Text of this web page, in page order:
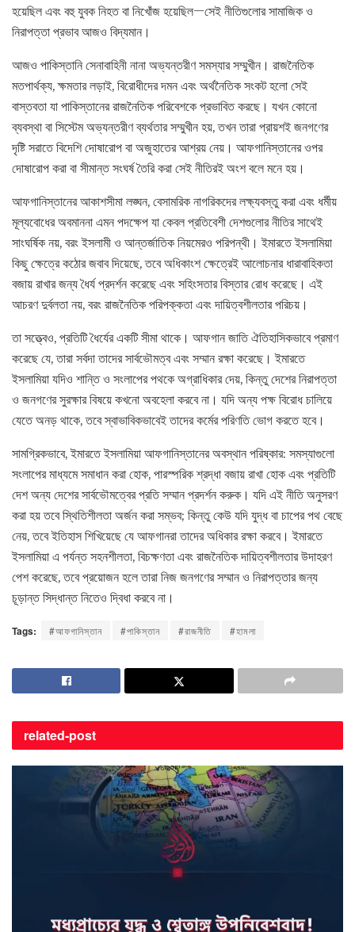
হয়েছিল এবং বহু যুবক নিহত বা নিখোঁজ হয়েছিল—সেই নীতিগুলোর সামাজিক ও
নিরাপত্তা প্রভাব আজও বিদ্যমান।
আজও পাকিস্তানি সেনাবাহিনী নানা অভ্যন্তরীণ সমস্যার সম্মুখীন। রাজনৈতিক
মতপার্থক্য, ক্ষমতার লড়াই, বিরোধীদের দমন এবং অর্থনৈতিক সংকট হলো সেই
বাস্তবতা যা পাকিস্তানের রাজনৈতিক পরিবেশকে প্রভাবিত করছে। যখন কোনো
ব্যবস্থা বা সিস্টেম অভ্যন্তরীণ ব্যর্থতার সম্মুখীন হয়, তখন তারা প্রায়শই জনগণের
দৃষ্টি সরাতে বিদেশি দোষারোপ বা অজুহাতের আশ্রয় নেয়। আফগানিস্তানের ওপর
দোষারোপ করা বা সীমান্ত সংঘর্ষ তৈরি করা সেই নীতিরই অংশ বলে মনে হয়।
আফগানিস্তানের আকাশসীমা লঙ্ঘন, বেসামরিক নাগরিকদের লক্ষ্যবস্তু করা এবং ধর্মীয়
মূল্যবোধের অবমাননা এমন পদক্ষেপ যা কেবল প্রতিবেশী দেশগুলোর নীতির সাথেই
সাংঘর্ষিক নয়, বরং ইসলামী ও আন্তর্জাতিক নিয়মেরও পরিপন্থী। ইমারতে ইসলামিয়া
কিছু ক্ষেত্রে কঠোর জবাব দিয়েছে, তবে অধিকাংশ ক্ষেত্রেই আলোচনার ধারাবাহিকতা
বজায় রাখার জন্য ধৈর্য প্রদর্শন করেছে এবং সহিংসতার বিস্তার রোধ করেছে। এই
আচরণ দুর্বলতা নয়, বরং রাজনৈতিক পরিপক্কতা এবং দায়িত্বশীলতার পরিচয়।
তা সত্ত্বেও, প্রতিটি ধৈর্যের একটি সীমা থাকে। আফগান জাতি ঐতিহাসিকভাবে প্রমাণ
করেছে যে, তারা সর্বদা তাদের সার্বভৌমত্ব এবং সম্মান রক্ষা করেছে। ইমারতে
ইসলামিয়া যদিও শান্তি ও সংলাপের পথকে অগ্রাধিকার দেয়, কিন্তু দেশের নিরাপত্তা
ও জনগণের সুরক্ষার বিষয়ে কখনো অবহেলা করবে না। যদি অন্য পক্ষ বিরোধ চালিয়ে
যেতে অনড় থাকে, তবে স্বাভাবিকভাবেই তাদের কর্মের পরিণতি ভোগ করতে হবে।
সামগ্রিকভাবে, ইমারতে ইসলামিয়া আফগানিস্তানের অবস্থান পরিষ্কার: সমস্যাগুলো
সংলাপের মাধ্যমে সমাধান করা হোক, পারস্পরিক শ্রদ্ধা বজায় রাখা হোক এবং প্রতিটি
দেশ অন্য দেশের সার্বভৌমত্বের প্রতি সম্মান প্রদর্শন করুক। যদি এই নীতি অনুসরণ
করা হয় তবে স্থিতিশীলতা অর্জন করা সম্ভব; কিন্তু কেউ যদি যুদ্ধ বা চাপের পথ বেছে
নেয়, তবে ইতিহাস শিখিয়েছে যে আফগানরা তাদের অধিকার রক্ষা করবে। ইমারতে
ইসলামিয়া এ পর্যন্ত সহনশীলতা, বিচক্ষণতা এবং রাজনৈতিক দায়িত্বশীলতার উদাহরণ
পেশ করেছে, তবে প্রয়োজন হলে তারা নিজ জনগণের সম্মান ও নিরাপত্তার জন্য
চূড়ান্ত সিদ্ধান্ত নিতেও দ্বিধা করবে না।
Tags: #আফগানিস্তান #পাকিস্তান #রাজনীতি #হামলা
related-post